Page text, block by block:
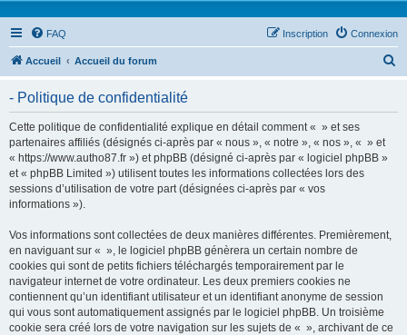
FAQ Connexion
Inscription
Accueil Accueil du forum
- Politique de confidentialité
Cette politique de confidentialité explique en détail comment « » et ses
partenaires affiliés (désignés ci-après par « nous », « notre », « nos », « » et
« https://www.autho87.fr ») et phpBB (désigné ci-après par « logiciel phpBB »
et « phpBB Limited ») utilisent toutes les informations collectées lors des
sessions d’utilisation de votre part (désignées ci-après par « vos
informations »).
Vos informations sont collectées de deux manières différentes. Premièrement,
en naviguant sur « », le logiciel phpBB génèrera un certain nombre de
cookies qui sont de petits fichiers téléchargés temporairement par le
navigateur internet de votre ordinateur. Les deux premiers cookies ne
contiennent qu’un identifiant utilisateur et un identifiant anonyme de session
qui vous sont automatiquement assignés par le logiciel phpBB. Un troisième
cookie sera créé lors de votre navigation sur les sujets de « », archivant de ce